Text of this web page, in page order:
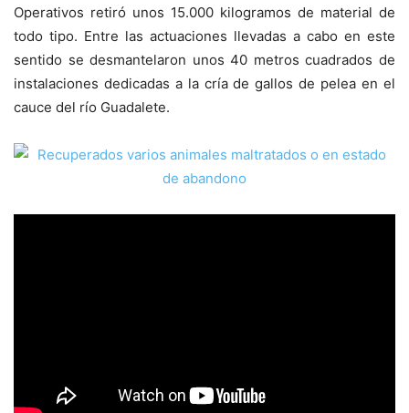
Operativos retiró unos 15.000 kilogramos de material de
todo tipo. Entre las actuaciones llevadas a cabo en este
sentido se desmantelaron unos 40 metros cuadrados de
instalaciones dedicadas a la cría de gallos de pelea en el
cauce del río Guadalete.